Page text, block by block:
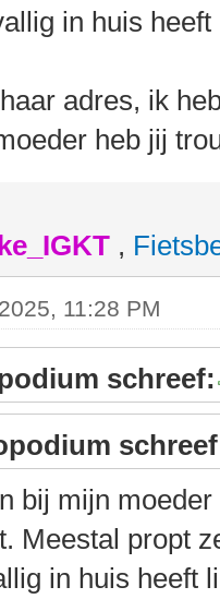
in huis heeft
adres, ik
heb jij
,
11:28 PM
schreef:
bij mijn
Meestal propt
in huis heeft